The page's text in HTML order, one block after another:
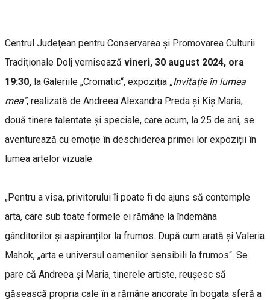
Centrul Judeţean pentru Conservarea şi Promovarea Culturii
Tradiţionale Dolj vernisează vineri, 30 august 2024, ora
19:30, la Galeriile „Cromatic“, expoziția „Invitație în lumea
mea“, realizată de Andreea Alexandra Preda și Kiș Maria,
două tinere talentate și speciale, care acum, la 25 de ani, se
aventurează cu emoție în deschiderea primei lor expoziții în
lumea artelor vizuale.
„Pentru a visa, privitorului îi poate fi de ajuns să contemple
arta, care sub toate formele ei rămâne la îndemâna
gânditorilor și aspiranților la frumos. După cum arată și Valeria
Mahok, „arta e universul oamenilor sensibili la frumos“. Se
pare că Andreea și Maria, tinerele artiste, reușesc să
găsească propria cale în a rămâne ancorate în bogata sferă a